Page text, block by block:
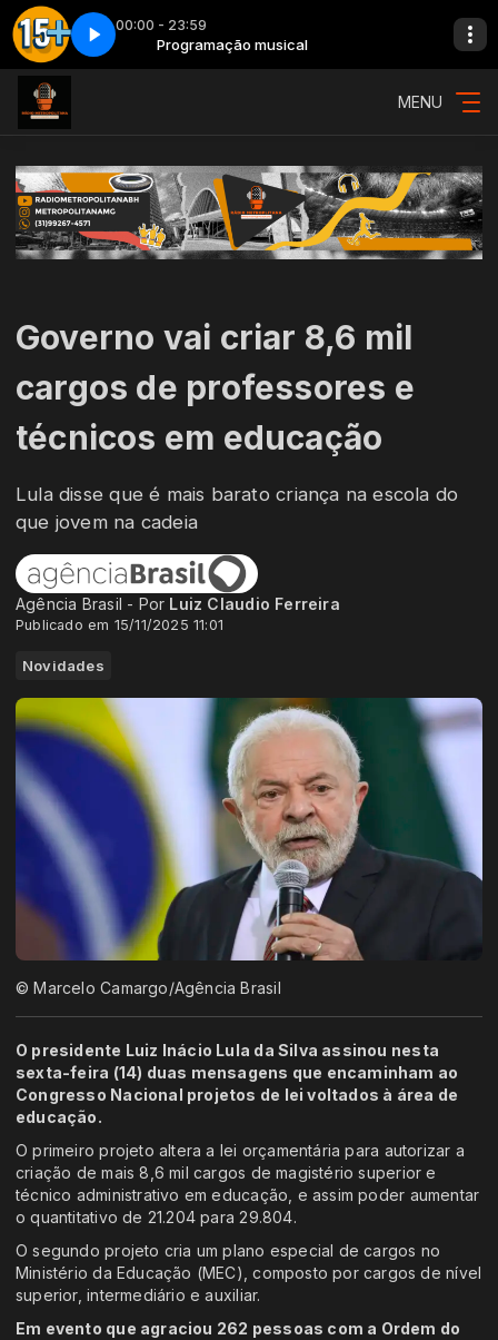
00:00 - 23:59
Programação musical
As 15 mais - Parte 2
MENU
Governo vai criar 8,6 mil
cargos de professores e
técnicos em educação
Lula disse que é mais barato criança na escola do
que jovem na cadeia
Agência Brasil - Por Luiz Claudio Ferreira
Publicado em 15/11/2025 11:01
Novidades
© Marcelo Camargo/Agência Brasil
O presidente Luiz Inácio Lula da Silva assinou nesta
sexta-feira (14) duas mensagens que encaminham ao
Congresso Nacional projetos de lei voltados à área de
educação.
O primeiro projeto altera a lei orçamentária para autorizar a
criação de mais 8,6 mil cargos de magistério superior e
técnico administrativo em educação, e assim poder aumentar
o quantitativo de 21.204 para 29.804.
O segundo projeto cria um plano especial de cargos no
Ministério da Educação (MEC), composto por cargos de nível
superior, intermediário e auxiliar.
Em evento que agraciou 262 pessoas com a Ordem do